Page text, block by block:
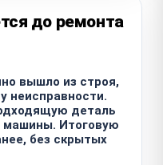
до ремонта
вышло из строя,
неисправности.
деталь
машины. Итоговую
без скрытых